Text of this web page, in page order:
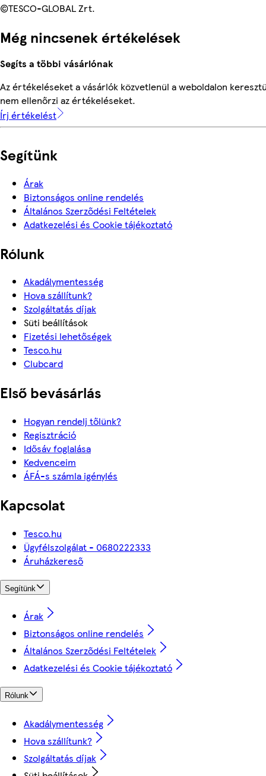
©TESCO-GLOBAL Zrt.
Még nincsenek értékelések
Segíts a többi vásárlónak
Az értékeléseket a vásárlók közvetlenül a weboldalon
nem ellenőrzi az értékeléseket.
Írj értékelést
Segítünk
Árak
Biztonságos online rendelés
Általános Szerződési Feltételek
Adatkezelési és Cookie tájékoztató
Rólunk
Akadálymentesség
Hova szállítunk?
Szolgáltatás díjak
Süti beállítások
Fizetési lehetőségek
Tesco.hu
Clubcard
Első bevásárlás
Hogyan rendelj tőlünk?
Regisztráció
Idősáv foglalása
Kedvenceim
ÁFÁ-s számla igénylés
Kapcsolat
Tesco.hu
Ügyfélszolgálat - 0680222333
Áruházkereső
Segítünk
Árak
Biztonságos online rendelés
Általános Szerződési Feltételek
Adatkezelési és Cookie tájékoztató
Rólunk
Akadálymentesség
Hova szállítunk?
Szolgáltatás díjak